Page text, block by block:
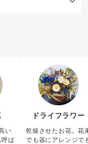
い
呼ば
ドライフラワー
乾燥させたお花。花
でも器にアレンジで